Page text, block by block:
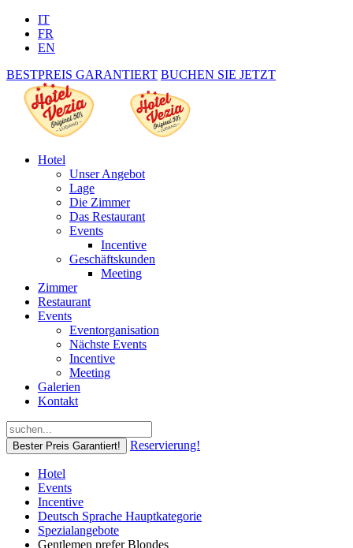
IT
FR
EN
BESTPREIS GARANTIERT BUCHEN SIE JETZT
Hotel
Unser Angebot
Lage
Die Zimmer
Das Restaurant
Events
Incentive
Geschäftskunden
Meeting
Zimmer
Restaurant
Events
Eventorganisation
Nächste Events
Incentive
Meeting
Galerien
Kontakt
Bester Preis Garantiert! Reservierung!
Hotel
Events
Incentive
Deutsch Sprache Hauptkategorie
Spezialangebote
Gentlemen prefer Blondes